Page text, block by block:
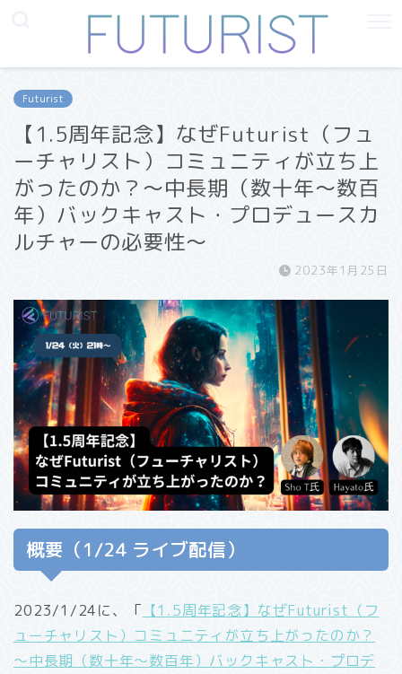
Futurist
【1.5周年記念】なぜFuturist（フュ
ーチャリスト）コミュニティが立ち上
がったのか？〜中長期（数十年〜数百
年）バックキャスト・プロデュースカ
ルチャーの必要性〜
2023年1月25日
概要（1/24 ライブ配信）
2023/1/24に、「 【1.5周年記念】なぜFuturist（フ
ューチャリスト）コミュニティが立ち上がったのか？
〜中長期（数十年〜数百年）バックキャスト・プロデ